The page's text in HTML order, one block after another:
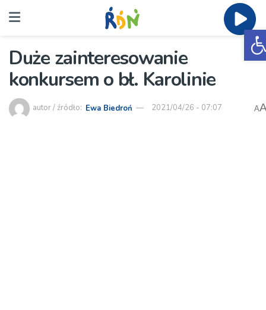
Duże zainteresowanie
konkursem o bł. Karolinie
autor / źródło: Ewa Biedroń 2021/04/26 - 07:07 A